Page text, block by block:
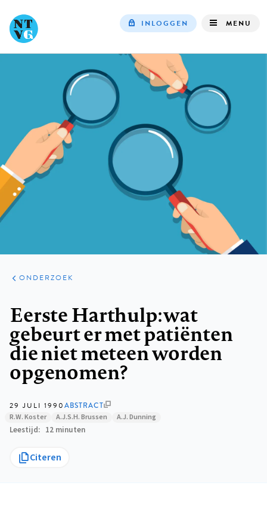
INLOGGEN MENU
ARTIKELEN
ONDERZOEK
ONDERZOEK
Eerste Harthulp: wat
gebeurt er met patiënten
die niet meteen worden
opgenomen?
29 JULI 1990ABSTRACT
R.W. Koster
A.J.S.H. Brussen A.J. Dunning
Leestijd 12 minuten
Citeren